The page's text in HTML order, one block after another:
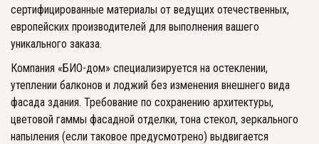
сертифицированные материалы от ведущих отечественных,
европейских производителей для выполнения вашего
уникального заказа.
Компания «БИО-дом» специализируется на остеклении,
утеплении балконов и лоджий без изменения внешнего вида
фасада здания. Требование по сохранению архитектуры,
цветовой гаммы фасадной отделки, тона стекол, зеркального
напыления (если таковое предусмотрено) выдвигается